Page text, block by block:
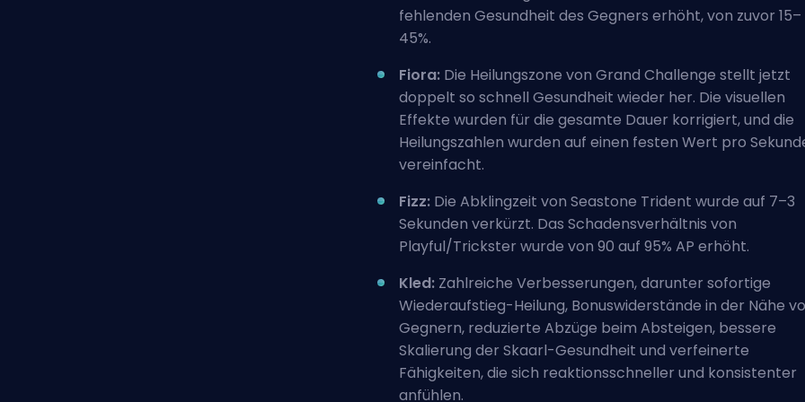
fehlenden Gesundheit des Gegners erhöht, von zuvor 15–
45%.
Fiora: Die Heilungszone von Grand Challenge stellt jetzt
doppelt so schnell Gesundheit wieder her. Die visuellen
Effekte wurden für die gesamte Dauer korrigiert, und die
Heilungszahlen wurden auf einen festen Wert pro
vereinfacht.
Fizz: Die Abklingzeit von Seastone Trident wurde auf 7–3
Sekunden verkürzt. Das Schadensverhältnis von
Playful/Trickster wurde von 90 auf 95% AP erhöht.
Kled: Zahlreiche Verbesserungen, darunter sofortige
Wiederaufstieg-Heilung, Bonuswiderstände in der Nähe
Gegnern, reduzierte Abzüge beim Absteigen, bessere
Skalierung der Skaarl-Gesundheit und verfeinerte
Fähigkeiten, die sich reaktionsschneller und konsistenter
anfühlen.